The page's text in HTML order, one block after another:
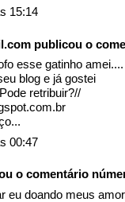
15:14
publicou o
esse gatinho amei....
blog e já gostei
retribuir?//
00:47
o comentário
eu doando meus